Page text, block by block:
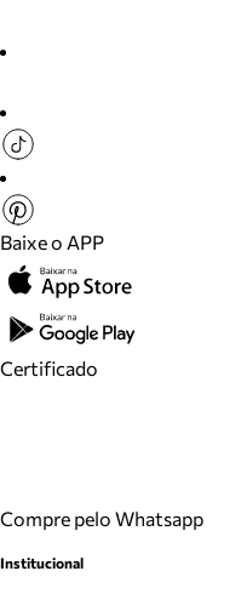
Baixe o APP
Certificado
Compre pelo Whatsapp
Institucional